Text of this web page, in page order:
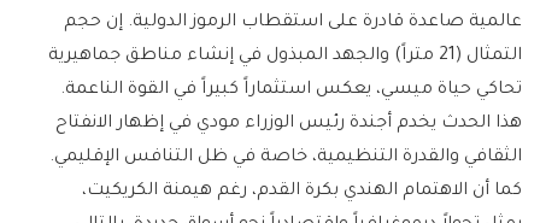
عالمية صاعدة قادرة على استقطاب الرموز الدولية. إن حجم
التمثال (21 متراً) والجهد المبذول في إنشاء مناطق جماهيرية
تحاكي حياة ميسي، يعكس استثماراً كبيراً في القوة الناعمة.
هذا الحدث يخدم أجندة رئيس الوزراء مودي في إظهار الانفتاح
الثقافي والقدرة التنظيمية، خاصة في ظل التنافس الإقليمي.
كما أن الاهتمام الهندي بكرة القدم، رغم هيمنة الكريكيت،